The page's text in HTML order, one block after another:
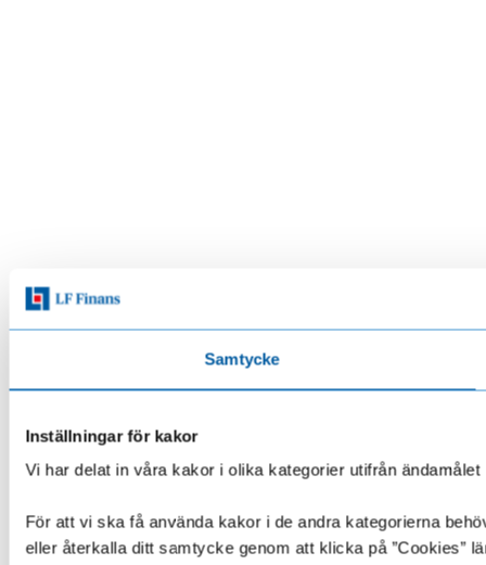
Samtycke
Inställningar för kakor
Vi har delat in våra kakor i olika kategorier utifrån
För att vi ska få använda kakor i de andra kategorierna
eller återkalla ditt samtycke genom att klicka på ”Cookies”